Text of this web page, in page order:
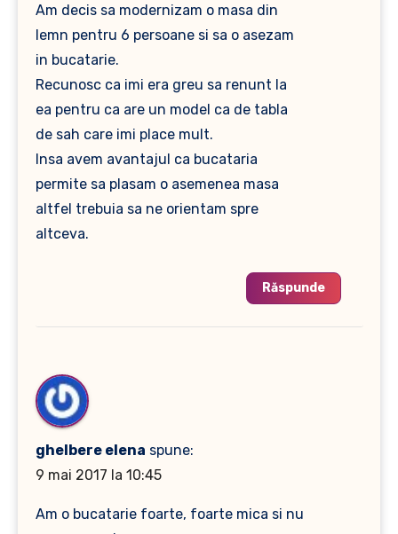
Am decis sa modernizam o masa din
lemn pentru 6 persoane si sa o asezam
in bucatarie.
Recunosc ca imi era greu sa renunt la
ea pentru ca are un model ca de tabla
de sah care imi place mult.
Insa avem avantajul ca bucataria
permite sa plasam o asemenea masa
altfel trebuia sa ne orientam spre
altceva.
Răspunde
ghelbere elena spune:
9 mai 2017 la 10:45
Am o bucatarie foarte, foarte mica si nu